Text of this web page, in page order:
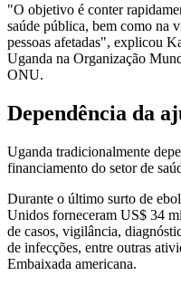
"O objetivo é conter
saúde pública, bem como na
pessoas afetadas", explicou
Uganda na Organização
ONU.
Dependência da
Uganda tradicionalmente
financiamento do setor de
Durante o último surto de
Unidos forneceram US$ 34
de casos, vigilância,
de infecções, entre outras
Embaixada americana.